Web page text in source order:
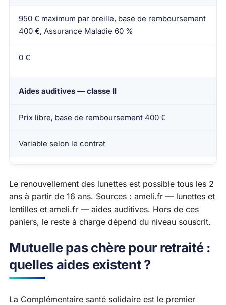
950 € maximum par oreille, base de remboursement
400 €, Assurance Maladie 60 %
0 €
Aides auditives — classe II
Prix libre, base de remboursement 400 €
Variable selon le contrat
Le renouvellement des lunettes est possible tous les 2
ans à partir de 16 ans. Sources : ameli.fr — lunettes et
lentilles et ameli.fr — aides auditives. Hors de ces
paniers, le reste à charge dépend du niveau souscrit.
Mutuelle pas chère pour retraité :
quelles aides existent ?
La Complémentaire santé solidaire est le premier